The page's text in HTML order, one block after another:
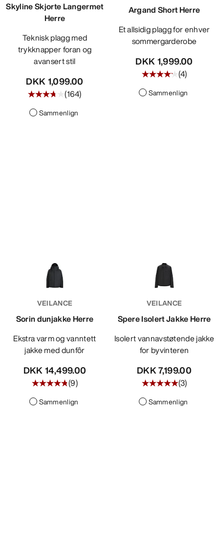
Skyline Skjorte Langermet
Herre
Teknisk plagg med
trykknapper foran og
avansert stil
DKK 1,099.00
(164)
Sammenlign
Argand Short Herre
Et allsidig plagg for enhver
sommergarderobe
DKK 1,999.00
(4)
Sammenlign
VEILANCE
Sorin dunjakke Herre
Ekstra varm og vanntett
jakke med dunfôr
DKK 14,499.00
(9)
Sammenlign
VEILANCE
Spere Isolert Jakke Herre
Isolert vannavstøtende jakke
for byvinteren
DKK 7,199.00
(3)
Sammenlign